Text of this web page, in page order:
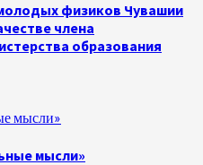
физиков Чувашии
члена
образования
мысли»
мысли»